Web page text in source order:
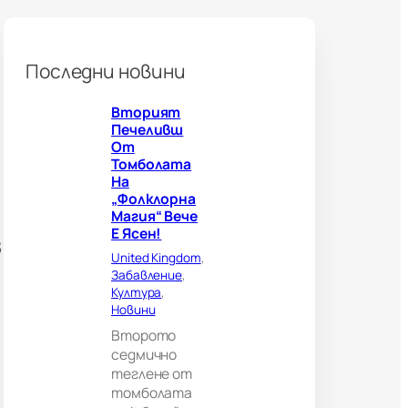
и
?
е
л
и
т
Последни новини
Вторият
Печеливш
От
Томболата
На
„Фолклорна
Магия“ Вече
Е Ясен!
United Kingdom
Забавление
Култура
Новини
Второто
седмично
теглене от
томболата